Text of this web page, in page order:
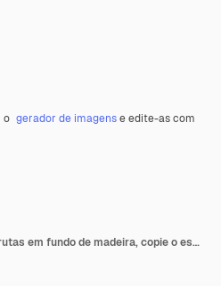
o gerador de imagense edite-as com
Diferentes vegetais e frutas em fundo de madeira, copie o espaço